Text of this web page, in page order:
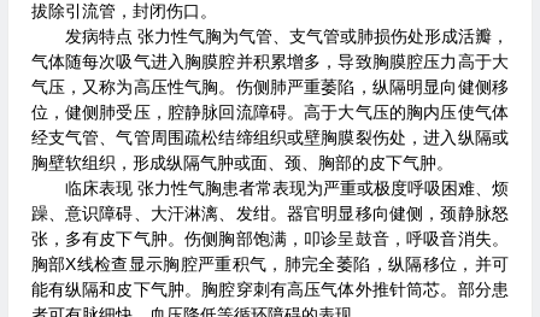
拔除引流管，封闭伤口。
发病特点 张力性气胸为气管、支气管或肺损伤处形成活瓣，
气体随每次吸气进入胸膜腔并积累增多，导致胸膜腔压力高于大
气压，又称为高压性气胸。伤侧肺严重萎陷，纵隔明显向健侧移
位，健侧肺受压，腔静脉回流障碍。高于大气压的胸内压使气体
经支气管、气管周围疏松结缔组织或壁胸膜裂伤处，进入纵隔或
胸壁软组织，形成纵隔气肿或面、颈、胸部的皮下气肿。
临床表现 张力性气胸患者常表现为严重或极度呼吸困难、烦
躁、意识障碍、大汗淋漓、发绀。器官明显移向健侧，颈静脉怒
张，多有皮下气肿。伤侧胸部饱满，叩诊呈鼓音，呼吸音消失。
胸部X线检查显示胸腔严重积气，肺完全萎陷，纵隔移位，并可
能有纵隔和皮下气肿。胸腔穿刺有高压气体外推针筒芯。部分患